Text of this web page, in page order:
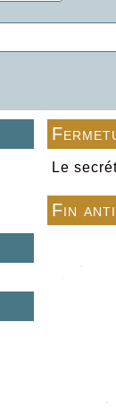
Le
Fin